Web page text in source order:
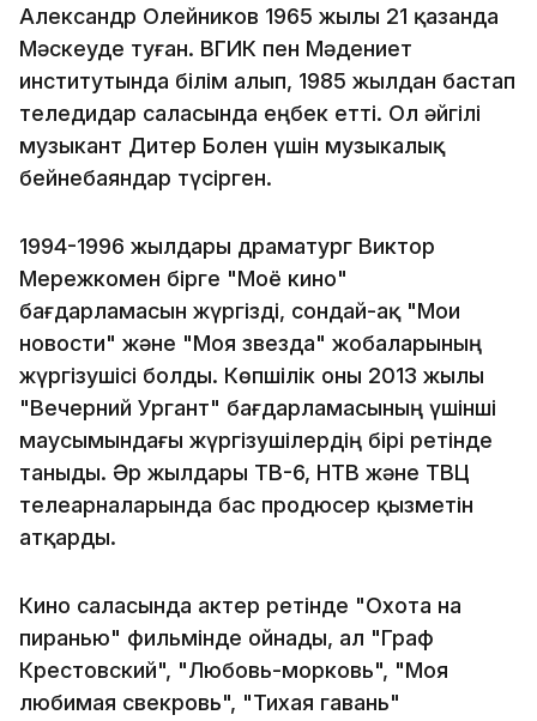
Александр Олейников 1965 жылы 21 қазанда
Мәскеуде туған. ВГИК пен Мәдениет
институтында білім алып, 1985 жылдан бастап
теледидар саласында еңбек етті. Ол әйгілі
музыкант Дитер Болен үшін музыкалық
бейнебаяндар түсірген.
1994-1996 жылдары драматург Виктор
Мережкомен бірге "Моё кино"
бағдарламасын жүргізді, сондай-ақ "Мои
новости" және "Моя звезда" жобаларының
жүргізушісі болды. Көпшілік оны 2013 жылы
"Вечерний Ургант" бағдарламасының үшінші
маусымындағы жүргізушілердің бірі ретінде
таныды. Әр жылдары ТВ-6, НТВ және ТВЦ
телеарналарында бас продюсер қызметін
атқарды.
Кино саласында актер ретінде "Охота на
пиранью" фильмінде ойнады, ал "Граф
Крестовский", "Любовь-морковь", "Моя
любимая свекровь", "Тихая гавань"